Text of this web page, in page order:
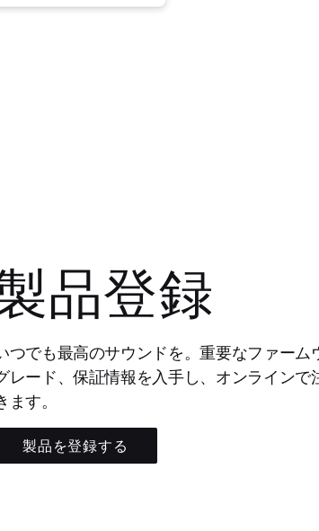
品登録
つでも最高のサウンドを。重要なファーム
レード、保証情報を入手し、オンラインで
ます。
製品を登録する